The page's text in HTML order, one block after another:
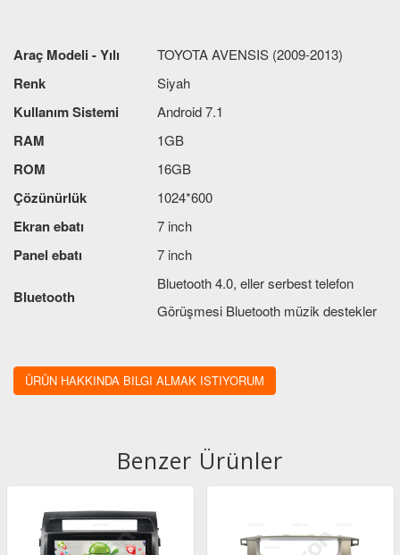
Araç Modeli - Yılı TOYOTA AVENSIS (2009-2013)
Renk Siyah
Kullanım Sistemi Android 7.1
RAM 1GB
ROM 16GB
Çözünürlük 1024*600
Ekran ebatı 7 inch
Panel ebatı 7 inch
Bluetooth
Bluetooth 4.0, eller serbest telefon
Görüşmesi Bluetooth müzik destekler
ayrıca harici mikrofon da içerir
Ses çıkış gücü 4X41W
ÜRÜN HAKKINDA BILGI ALMAK ISTIYORUM
Benzer Ürünler